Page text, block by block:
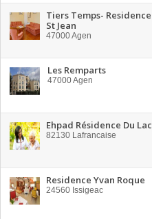
Tiers Temps- Residence
St Jean
47000Agen
Les Remparts
47000Agen
Ehpad Résidence Du Lac
82130 Lafrancaise
Residence Yvan Roque
24560 Issigeac